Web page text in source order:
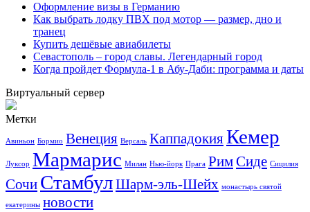
Оформление визы в Германию
Как выбрать лодку ПВХ под мотор — размер, дно и
транец
Купить дешёвые авиабилеты
Севастополь – город славы. Легендарный город
Когда пройдет Формула-1 в Абу-Даби: программа и даты
Виртуальный сервер
Метки
Авиньон Бормио Венеция Версаль КаппадокияКемер
Луксор Мармарис Милан Нью-йорк Прага РимСиде Сицилия
Сочи СтамбулШарм-эль-Шейх монастырь святой
екатерины новости